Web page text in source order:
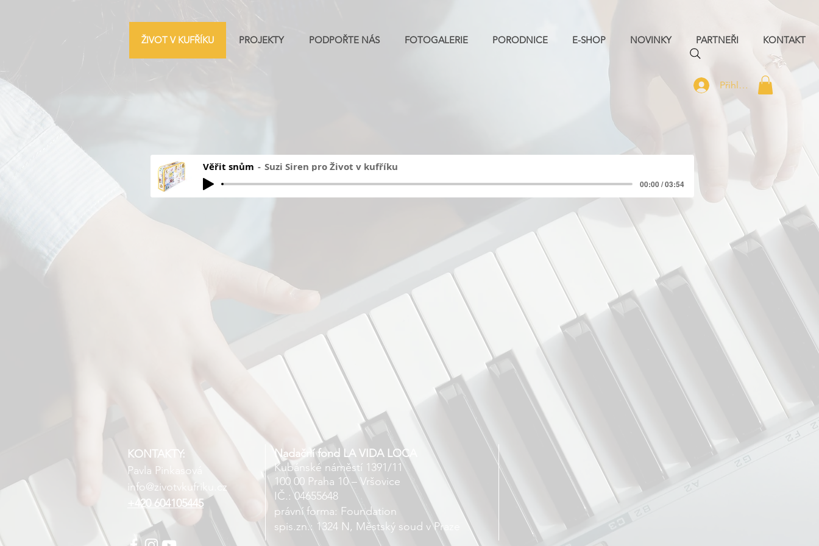
ŽIVOT V KUFŘÍKU PROJEKTY PODPOŘTE NÁS FOTOGALERIE PORODNICE E-SHOP NOVINKY PARTNEŘI KONTAKT
Přihlásit se
Věřit snům Suzi Siren pro Život v kufříku
00:00 / 03:54
KONTAKTY:
Pavla Pinkasová
info@zivotvkufriku.cz
+420 604105445
Nadační fond LA VIDA LOCA
Kubánské náměstí 1391/11
100 00 Praha 10 – Vršovice
IČ.: 04655648
právní forma: Foundation
spis.zn.: 1324 N, Městský soud v Praze